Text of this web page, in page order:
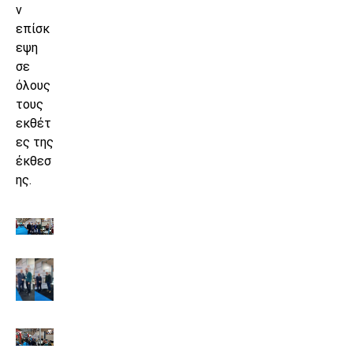
ν
επίσκ
εψη
σε
όλους
τους
εκθέτ
ες της
έκθεσ
ης.